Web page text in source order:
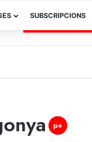
SUBSCRIPCIONS
p+